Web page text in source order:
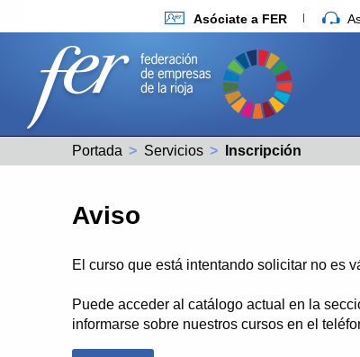
Asóciate a FER
Portada Servicios Actual:
Inscripción
Aviso
El curso que está intentando solicitar no es
Puede acceder al catálogo actual en la
informarse sobre nuestros cursos en el